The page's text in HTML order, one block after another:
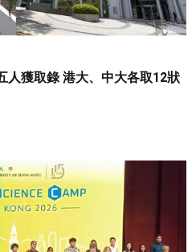
人獲取錄 港大、中大各取12狀